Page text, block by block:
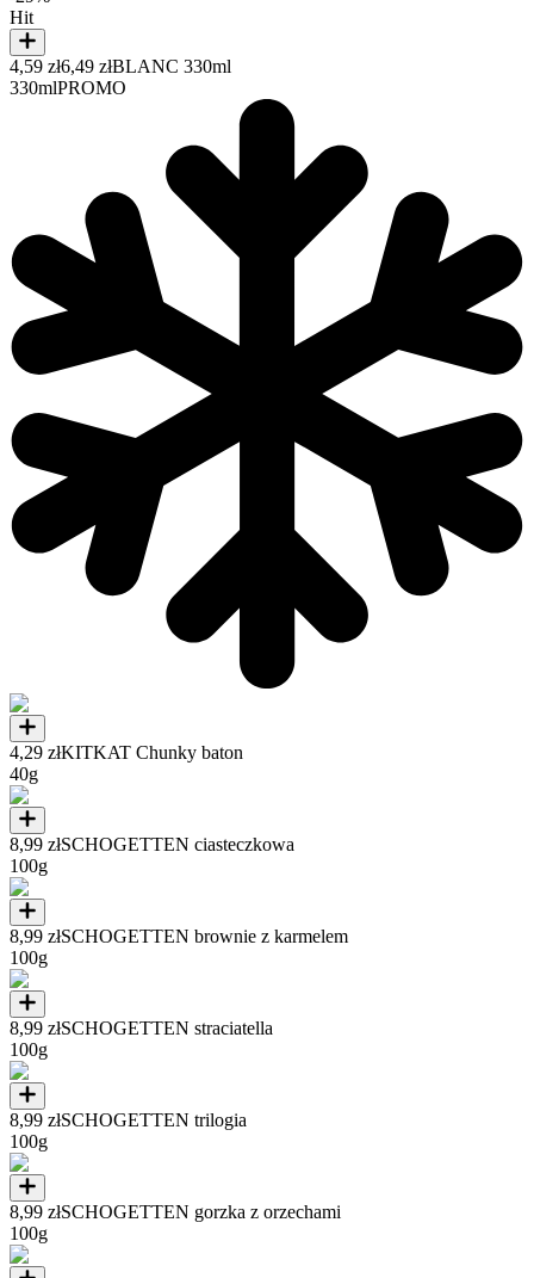
Hit
4,59 zł6,49 złBLANC 330ml
330mlPROMO
4,29 złKITKAT Chunky baton
40g
8,99 złSCHOGETTEN ciasteczkowa
100g
8,99 złSCHOGETTEN brownie z karmelem
100g
8,99 złSCHOGETTEN straciatella
100g
8,99 złSCHOGETTEN trilogia
100g
8,99 złSCHOGETTEN gorzka z orzechami
100g